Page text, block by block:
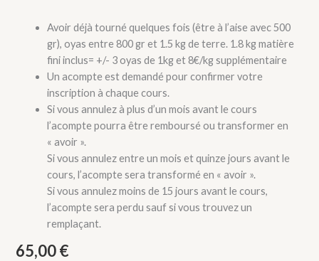
Avoir déjà tourné quelques fois (être à l’aise avec 500
gr), oyas entre 800 gr et 1.5 kg de terre. 1.8 kg matière
fini inclus= +/- 3 oyas de 1kg et 8€/kg supplémentaire
Un acompte est demandé pour confirmer votre
inscription à chaque cours.
Si vous annulez à plus d’un mois avant le cours
l’acompte pourra être remboursé ou transformer en
« avoir ».
Si vous annulez entre un mois et quinze jours avant le
cours, l’acompte sera transformé en « avoir ».
Si vous annulez moins de 15 jours avant le cours,
l’acompte sera perdu sauf si vous trouvez un
remplaçant.
65,00€